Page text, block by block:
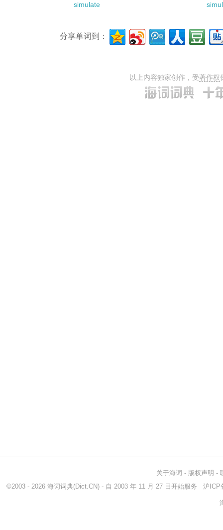
simulate
分享单词到：
以上内容独家创作，受著作权
关于海词 - 版权声明 -
©2003 - 2026 海词词典(Dict.CN) - 自 2003 年 11 月 27 日开始服务 沪ICP